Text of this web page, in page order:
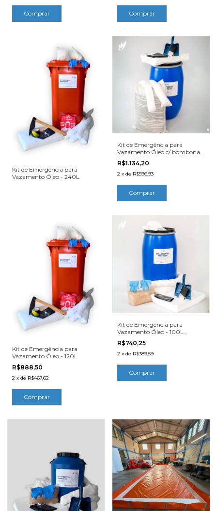
Kit de Emergência para
Vazamento Óleo - 240L
Kit de Emergência para
Vazamento Óleo c/ bombona -
200L
R$1.134,20
2 x de R$596,93
Kit de Emergência para
Vazamento Óleo - 120L
R$888,50
2 x de R$467,62
Kit de Emergência para
Vazamento Óleo - 100L
Bombona
R$740,25
2 x de R$389,59